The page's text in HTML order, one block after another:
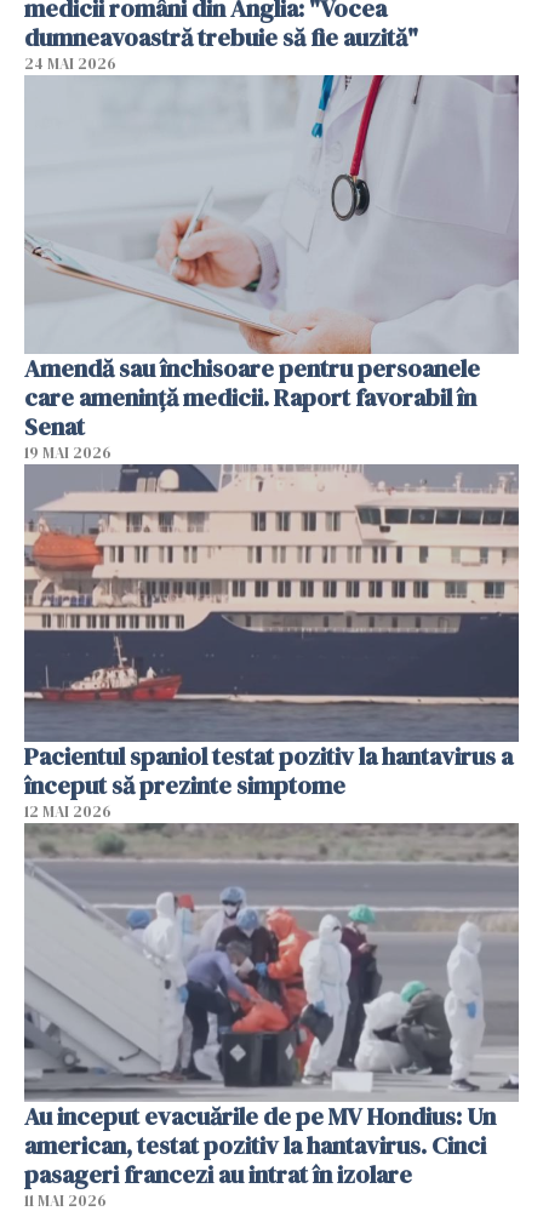
medicii români din Anglia: "Vocea
dumneavoastră trebuie să fie auzită"
24 MAI 2026
Amendă sau închisoare pentru persoanele
care ameninţă medicii. Raport favorabil în
Senat
19 MAI 2026
Pacientul spaniol testat pozitiv la hantavirus a
început să prezinte simptome
12 MAI 2026
Au inceput evacuările de pe MV Hondius: Un
american, testat pozitiv la hantavirus. Cinci
pasageri francezi au intrat în izolare
11 MAI 2026